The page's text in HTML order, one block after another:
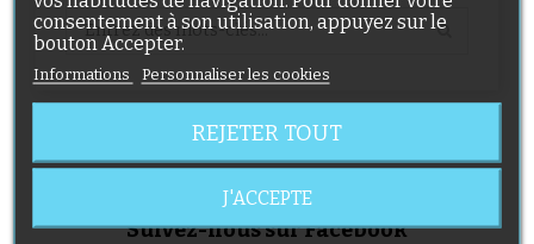
Aucune catégorie trouvée
Suivez-nous sur Facebook
consentement à son utilisation, appuyez sur le
bouton Accepter.
Informations Personnaliser les cookies
REJETER TOUT
J'ACCEPTE